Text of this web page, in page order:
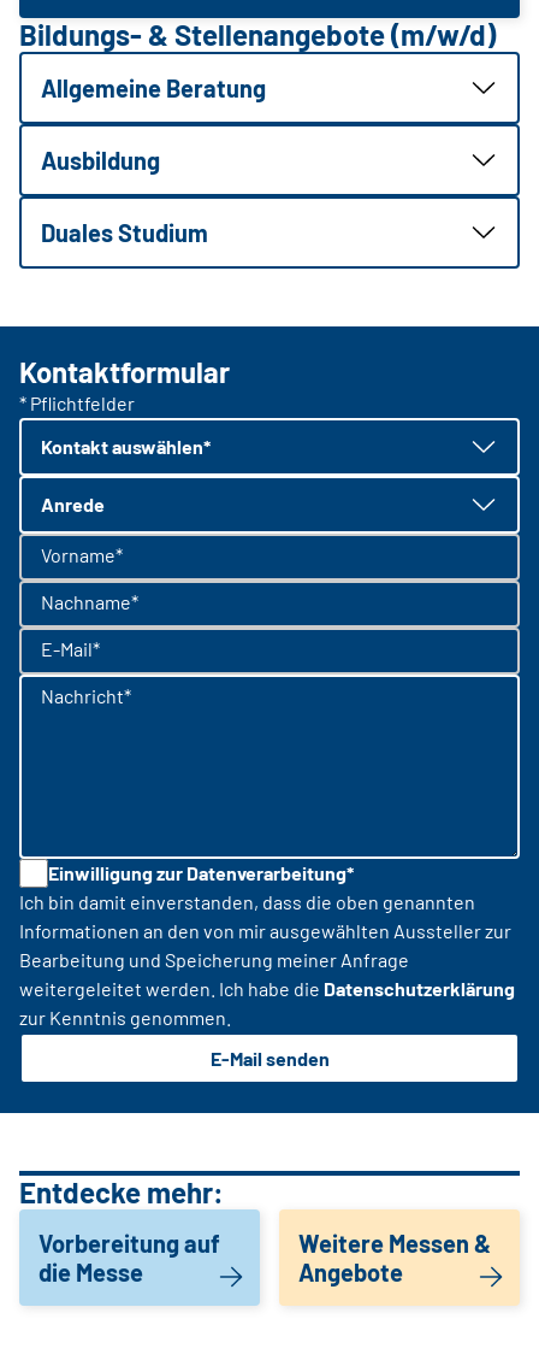
Bildungs- & Stellenangebote (m/w/d)
Allgemeine Beratung
Ausbildung
Duales Studium
Kontaktformular
* Pflichtfelder
Kontakt auswählen*
Anrede
Vorname*
Nachname*
E-Mail*
Nachricht*
Einwilligung zur Datenverarbeitung*
Ich bin damit einverstanden, dass die oben genannten
Informationen an den von mir ausgewählten Aussteller zur
Bearbeitung und Speicherung meiner Anfrage
weitergeleitet werden. Ich habe die Datenschutzerklärung
zur Kenntnis genommen.
E-Mail senden
Entdecke mehr:
Vorbereitung auf
die Messe
Weitere Messen &
Angebote